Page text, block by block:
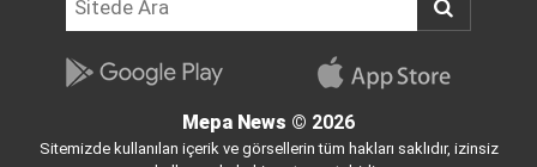
Mepa News © 2026
Sitemizde kullanılan içerik ve görsellerin tüm hakları saklıdır, izinsiz